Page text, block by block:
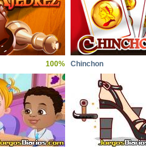
100% Chinchon